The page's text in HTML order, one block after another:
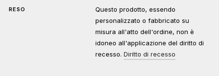
RESO
Questo prodotto, essendo
personalizzato o fabbricato su
misura all'atto dell'ordine, non è
idoneo all'applicazione del diritto di
recesso.Diritto di recesso